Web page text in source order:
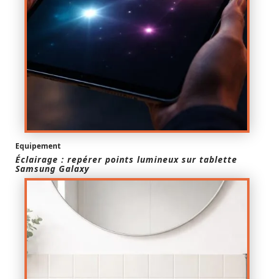
Equipement
Éclairage : repérer points lumineux sur tablette
Samsung Galaxy